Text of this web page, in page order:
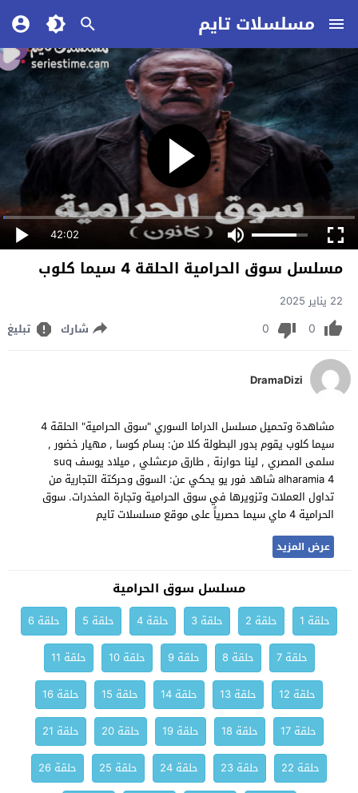
مسلسلات تايم
42:02
مسلسل سوق الحرامية الحلقة 4 سيما كلوب
22 يناير 2025
0
0 شارك تبليغ
DramaDizi
مشاهدة وتحميل مسلسل الدراما السوري "سوق الحرامية" الحلقة 4
سيما كلوب يقوم بدور البطولة كلا من: بسام كوسا , مهيار خضور ,
سلمى المصري , لينا حوارنة , طارق مرعشلي , ميلاد يوسف suq
alharamia 4 شاهد فور يو يحكي عن: السوق وحركتة التجارية من
تداول العملات وتزويرها في سوق الحرامية وتجارة المخدرات. سوق
الحرامية 4 ماي سيما حصرياً على موقع مسلسلات تايم
عرض المزيد
مسلسل سوق الحرامية
حلقة 1 حلقة 2 حلقة 3 حلقة 4 حلقة 5
حلقة 6
حلقة 7
حلقة 8 حلقة 9 حلقة 10
حلقة 11
حلقة 12
حلقة 13 حلقة 14 حلقة 15
حلقة 16
حلقة 17
حلقة 18 حلقة 19 حلقة 20
حلقة 21
حلقة 22
حلقة 23 حلقة 24 حلقة 25
حلقة 26